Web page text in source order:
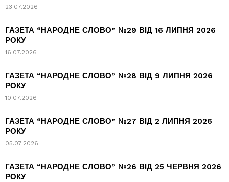
23.07.2026
ГАЗЕТА “НАРОДНЕ СЛОВО” №29 ВІД 16 ЛИПНЯ 2026
РОКУ
16.07.2026
ГАЗЕТА “НАРОДНЕ СЛОВО” №28 ВІД 9 ЛИПНЯ 2026
РОКУ
10.07.2026
ГАЗЕТА “НАРОДНЕ СЛОВО” №27 ВІД 2 ЛИПНЯ 2026
РОКУ
05.07.2026
ГАЗЕТА “НАРОДНЕ СЛОВО” №26 ВІД 25 ЧЕРВНЯ 2026
РОКУ